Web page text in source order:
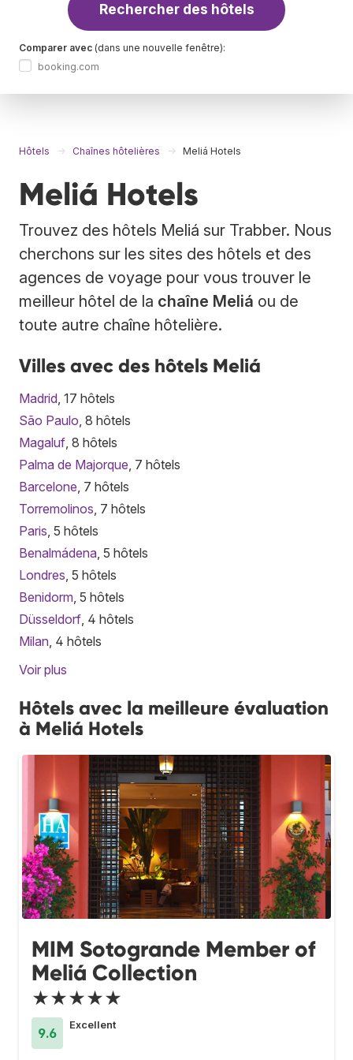
Rechercher des hôtels
Comparer avec (dans une nouvelle fenêtre):
booking.com
Hôtels Chaînes hôtelières Meliá Hotels
Meliá Hotels
Trouvez des hôtels Meliá sur Trabber. Nous
cherchons sur les sites des hôtels et des
agences de voyage pour vous trouver le
meilleur hôtel de la chaîne Meliá ou de
toute autre chaîne hôtelière.
Villes avec des hôtels Meliá
Madrid , 17 hôtels
São Paulo , 8 hôtels
Magaluf , 8 hôtels
Palma de Majorque , 7 hôtels
Barcelone , 7 hôtels
Torremolinos , 7 hôtels
Paris , 5 hôtels
Benalmádena , 5 hôtels
Londres , 5 hôtels
Benidorm , 5 hôtels
Düsseldorf , 4 hôtels
Milan , 4 hôtels
Voir plus
Hôtels avec la meilleure évaluation
à Meliá Hotels
MIM Sotogrande Member of
Meliá Collection
★★★★★
9.6
Excellent